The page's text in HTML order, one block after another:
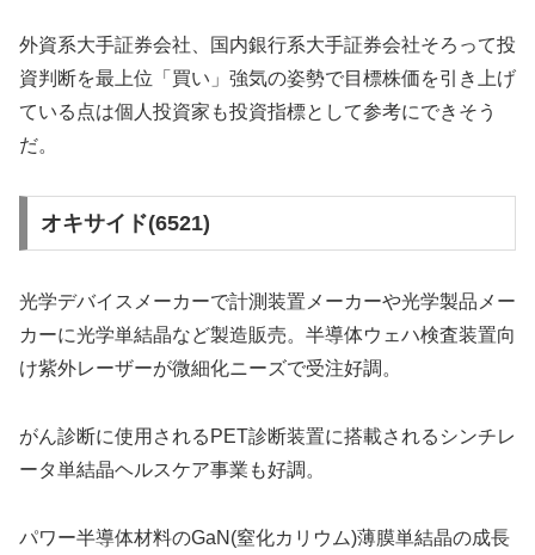
外資系大手証券会社、国内銀行系大手証券会社そろって投
資判断を最上位「買い」強気の姿勢で目標株価を引き上げ
ている点は個人投資家も投資指標として参考にできそう
だ。
オキサイド(6521)
光学デバイスメーカーで計測装置メーカーや光学製品メー
カーに光学単結晶など製造販売。半導体ウェハ検査装置向
け紫外レーザーが微細化ニーズで受注好調。
がん診断に使用されるPET診断装置に搭載されるシンチレ
ータ単結晶ヘルスケア事業も好調。
パワー半導体材料のGaN(窒化カリウム)薄膜単結晶の成長